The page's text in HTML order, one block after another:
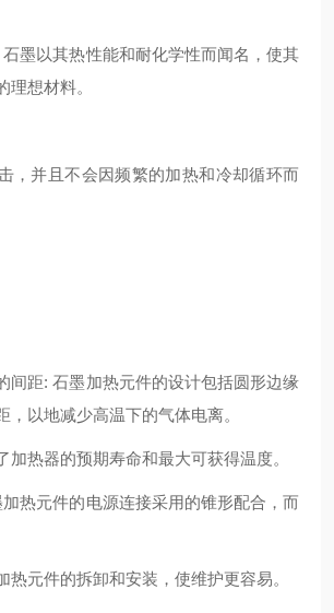
墨以其热性能和耐化学性而闻名，使其
理想材料。
，并且不会因频繁的加热和冷却循环而
间距: 石墨加热元件的设计包括圆形边缘
，以地减少高温下的气体电离。
加热器的预期寿命和最大可获得温度。
热元件的电源连接采用的锥形配合，而
热元件的拆卸和安装，使维护更容易。